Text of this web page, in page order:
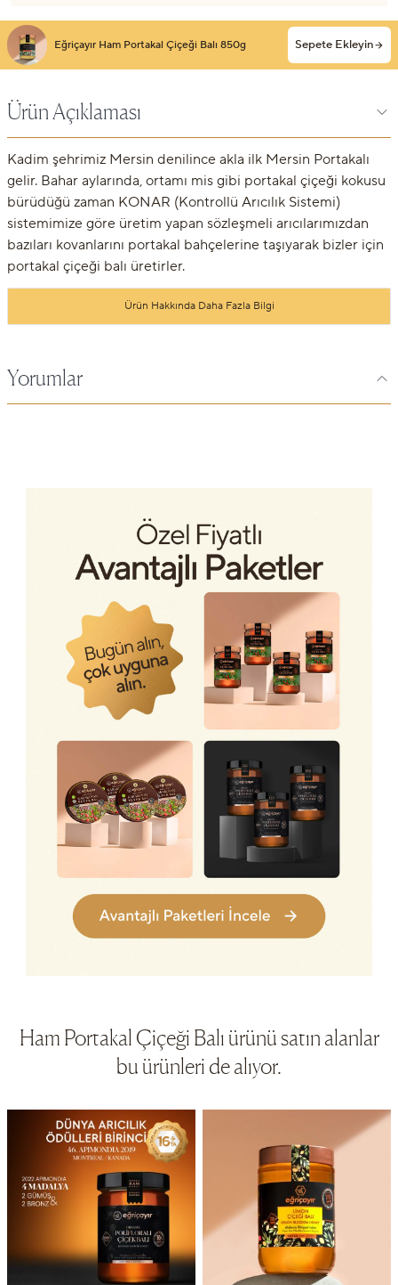
Eğriçayır Ham Portakal Çiçeği Balı 850g Sepete Ekleyin
Ürün Açıklaması
Kadim şehrimiz Mersin denilince akla ilk Mersin Portakalı
gelir. Bahar aylarında, ortamı mis gibi portakal çiçeği kokusu
bürüdüğü zaman KONAR (Kontrollü Arıcılık Sistemi)
sistemimize göre üretim yapan sözleşmeli arıcılarımızdan
bazıları kovanlarını portakal bahçelerine taşıyarak bizler için
portakal çiçeği balı üretirler.
Ürün Hakkında Daha Fazla Bilgi
Yorumlar
Ham Portakal Çiçeği Balı ürünü satın alanlar
bu ürünleri de alıyor.